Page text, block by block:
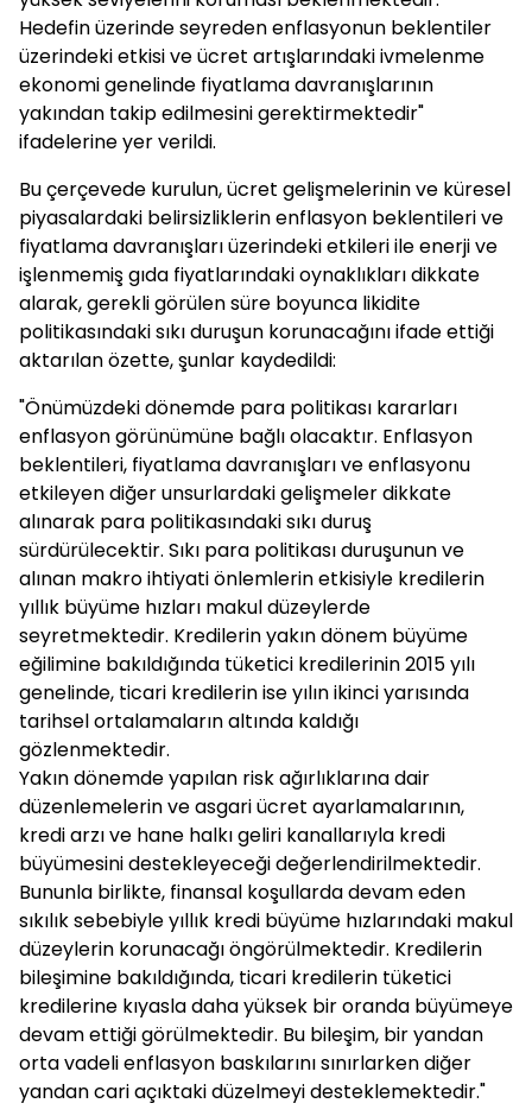
Hedefin üzerinde seyreden enflasyonun beklentiler
üzerindeki etkisi ve ücret artışlarındaki ivmelenme
ekonomi genelinde fiyatlama davranışlarının
yakından takip edilmesini gerektirmektedir"
ifadelerine yer verildi.
Bu çerçevede kurulun, ücret gelişmelerinin ve küresel
piyasalardaki belirsizliklerin enflasyon beklentileri ve
fiyatlama davranışları üzerindeki etkileri ile enerji ve
işlenmemiş gıda fiyatlarındaki oynaklıkları dikkate
alarak, gerekli görülen süre boyunca likidite
politikasındaki sıkı duruşun korunacağını ifade ettiği
aktarılan özette, şunlar kaydedildi:
"Önümüzdeki dönemde para politikası kararları
enflasyon görünümüne bağlı olacaktır. Enflasyon
beklentileri, fiyatlama davranışları ve enflasyonu
etkileyen diğer unsurlardaki gelişmeler dikkate
alınarak para politikasındaki sıkı duruş
sürdürülecektir. Sıkı para politikası duruşunun ve
alınan makro ihtiyati önlemlerin etkisiyle kredilerin
yıllık büyüme hızları makul düzeylerde
seyretmektedir. Kredilerin yakın dönem büyüme
eğilimine bakıldığında tüketici kredilerinin 2015 yılı
genelinde, ticari kredilerin ise yılın ikinci yarısında
tarihsel ortalamaların altında kaldığı
gözlenmektedir.
Yakın dönemde yapılan risk ağırlıklarına dair
düzenlemelerin ve asgari ücret ayarlamalarının,
kredi arzı ve hane halkı geliri kanallarıyla kredi
büyümesini destekleyeceği değerlendirilmektedir.
Bununla birlikte, finansal koşullarda devam eden
sıkılık sebebiyle yıllık kredi büyüme hızlarındaki makul
düzeylerin korunacağı öngörülmektedir. Kredilerin
bileşimine bakıldığında, ticari kredilerin tüketici
kredilerine kıyasla daha yüksek bir oranda büyümeye
devam ettiği görülmektedir. Bu bileşim, bir yandan
orta vadeli enflasyon baskılarını sınırlarken diğer
yandan cari açıktaki düzelmeyi desteklemektedir."